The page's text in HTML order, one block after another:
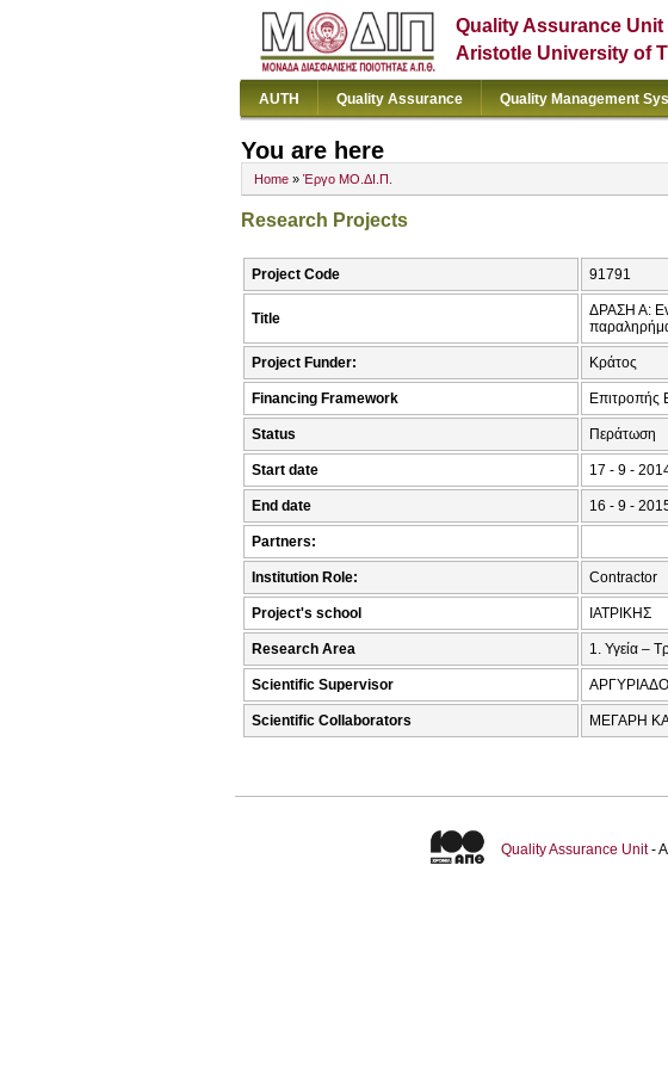
Quality Assurance Unit
Aristotle University of
AUTH Quality Assurance Quality Management
You are here
Home » Έργο ΜΟ.ΔΙ.Π.
Research Projects
Project Code 91791
Title
ΔΡΑΣΗ Α:
Project Funder: Κράτος
Financing Framework Επιτροπής
Status Περάτωση
Start date 17 - 9 -
End date 16 - 9 -
Partners:
Institution Role: Contractor
Project's school ΙΑΤΡΙΚΗΣ
Research Area 1. Υγεία –
Scientific Supervisor
Scientific Collaborators ΜΕΓΑΡΗ
Quality Assurance Unit-